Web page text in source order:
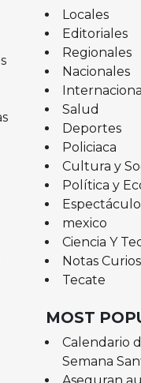
Locales
Editoriales
Regionales
Nacionales
Salud
Deportes
Policiaca
Cultura y
Política y
mexico
Ciencia Y
Notas
Tecate
MOST
Calendario
Semana
Aseguran